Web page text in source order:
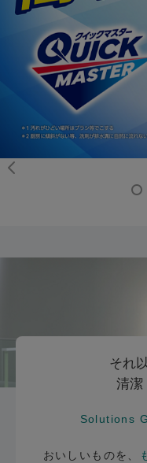
それ
清潔
Solutions
おいしいものを、